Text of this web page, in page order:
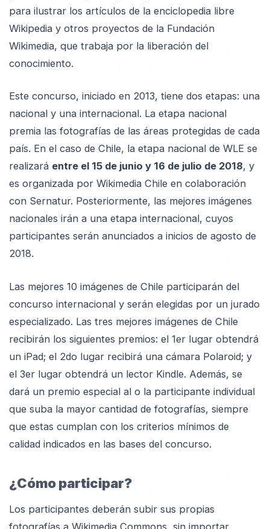
para ilustrar los artículos de la enciclopedia libre
Wikipedia y otros proyectos de la Fundación
Wikimedia, que trabaja por la liberación del
conocimiento.
Este concurso, iniciado en 2013, tiene dos etapas: una
nacional y una internacional. La etapa nacional
premia las fotografías de las áreas protegidas de cada
país. En el caso de Chile, la etapa nacional de WLE se
realizará entre el 15 de junio y 16 de julio de 2018, y
es organizada por Wikimedia Chile en colaboración
con Sernatur. Posteriormente, las mejores imágenes
nacionales irán a una etapa internacional, cuyos
participantes serán anunciados a inicios de agosto de
2018.
Las mejores 10 imágenes de Chile participarán del
concurso internacional y serán elegidas por un jurado
especializado. Las tres mejores imágenes de Chile
recibirán los siguientes premios: el 1er lugar obtendrá
un iPad; el 2do lugar recibirá una cámara Polaroid; y
el 3er lugar obtendrá un lector Kindle. Además, se
dará un premio especial al o la participante individual
que suba la mayor cantidad de fotografías, siempre
que estas cumplan con los criterios mínimos de
calidad indicados en las bases del concurso.
¿Cómo participar?
Los participantes deberán subir sus propias
fotografías a Wikimedia Commons, sin importar